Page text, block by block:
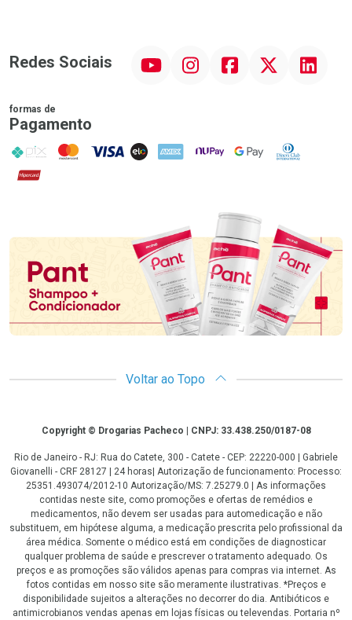
Redes Sociais InstagramFacebookTwitter Linkedin
formas de
Pagamento
PIX MasterCard
VISA ELO AMEX NuPay Google PayDiners Club
Hipercard
Promoção em Destaque
Voltar ao Topo
CopyrightCopyright © Drogarias Pacheco | CNPJ: 33.438.250/0187-08
Rio de Janeiro - RJ: Rua do Catete, 300 - Catete - CEP: 22220-000 | Gabriele
Giovanelli - CRF 28127 | 24 horas| Autorização de funcionamento: Processo:
25351.493074/2012-10 Autorização/MS: 7.25279.0 | As informações
contidas neste site, como promoções e ofertas de remédios e
medicamentos, não devem ser usadas para automedicação e não
substituem, em hipótese alguma, a medicação prescrita pelo profissional da
área médica. Somente o médico está em condições de diagnosticar
qualquer problema de saúde e prescrever o tratamento adequado. Os
preços e as promoções são válidos apenas para compras via internet. As
fotos contidas em nosso site são meramente ilustrativas. *Preços e
disponibilidade sujeitos a alterações no decorrer do dia. Antibióticos e
antimicrobianos vendas apenas em lojas físicas ou televendas. Portaria nº